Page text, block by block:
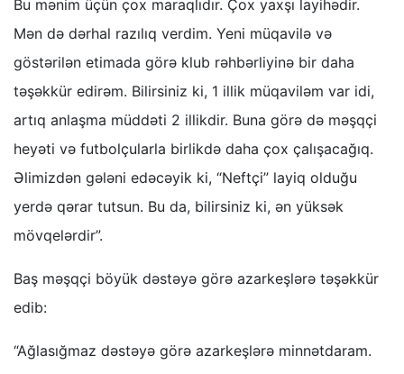
Bu mənim üçün çox maraqlıdır. Çox yaxşı layihədir.
Mən də dərhal razılıq verdim. Yeni müqavilə və
göstərilən etimada görə klub rəhbərliyinə bir daha
təşəkkür edirəm. Bilirsiniz ki, 1 illik müqaviləm var idi,
artıq anlaşma müddəti 2 illikdir. Buna görə də məşqçi
heyəti və futbolçularla birlikdə daha çox çalışacağıq.
Əlimizdən gələni edəcəyik ki, “Neftçi” layiq olduğu
yerdə qərar tutsun. Bu da, bilirsiniz ki, ən yüksək
mövqelərdir”.
Baş məşqçi böyük dəstəyə görə azarkeşlərə təşəkkür
edib:
“Ağlasığmaz dəstəyə görə azarkeşlərə minnətdaram.